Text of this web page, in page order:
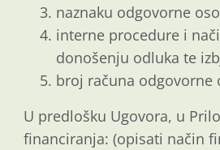
naznaku odgovorne
interne procedure i
donošenju odluka te
broj računa odgovorne
U predlošku Ugovora, u
financiranja: (opisati način